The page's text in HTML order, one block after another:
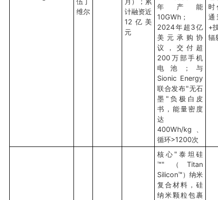
维尔
计融资近
12亿美
元
年产能
10GWh；
2024年超3亿
美元承购协
议，交付超
200万部手机
电池；与
Sionic Energy
联合发布"无石
墨"负极白皮
书，能量密度
达
400Wh/kg、
循环>1200次
通
+
辐
核心"泰坦硅
™"（Titan
Silicon™）纳米
复合材料，硅
纳米颗粒包裹